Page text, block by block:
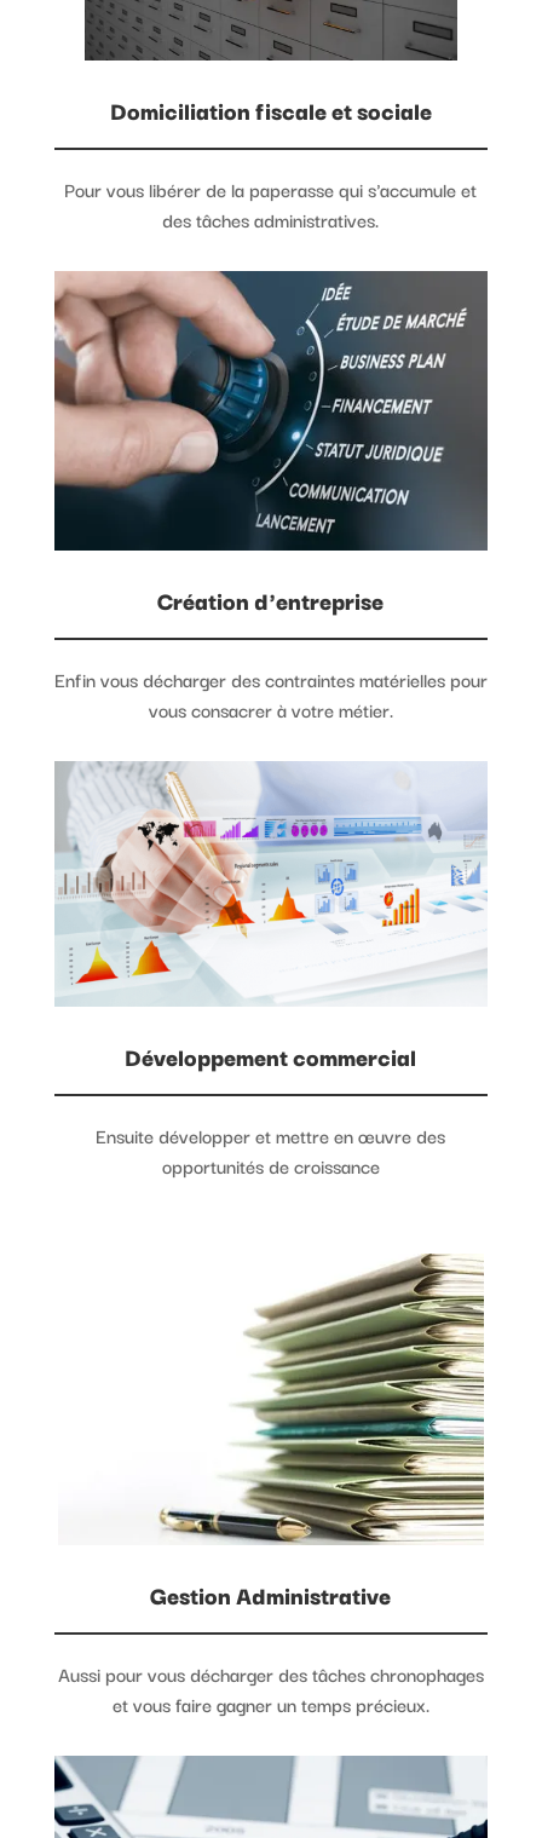
Domiciliation fiscale et sociale
Pour vous libérer de la paperasse qui s'accumule et
des tâches administratives.
Création d'entreprise
Enfin vous décharger des contraintes matérielles pour
vous consacrer à votre métier.
Développement commercial
Ensuite développer et mettre en œuvre des
opportunités de croissance
Gestion Administrative
Aussi pour vous décharger des tâches chronophages
et vous faire gagner un temps précieux.